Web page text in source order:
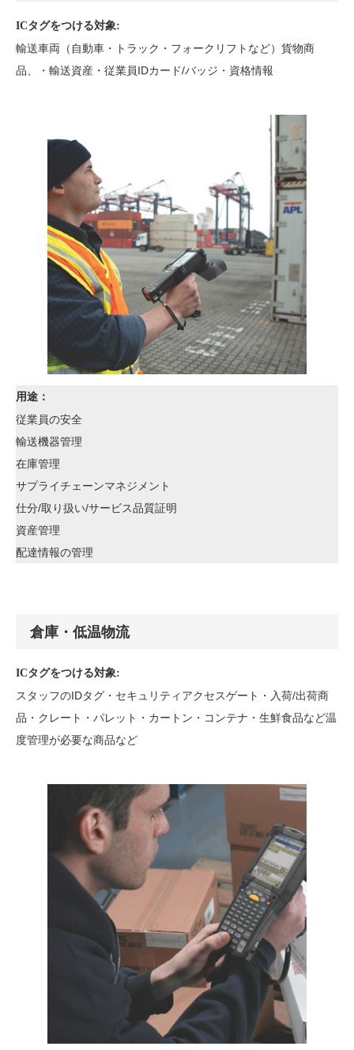
ICタグをつける対象:
輸送車両（自動車・トラック・フォークリフトなど）貨物商
品、・輸送資産・従業員IDカード/バッジ・資格情報
用途：
従業員の安全
輸送機器管理
在庫管理
サプライチェーンマネジメント
仕分/取り扱い/サービス品質証明
資産管理
配達情報の管理
倉庫・低温物流
ICタグをつける対象:
スタッフのIDタグ・セキュリティアクセスゲート・入荷/出荷商
品・クレート・パレット・カートン・コンテナ・生鮮食品など温
度管理が必要な商品など